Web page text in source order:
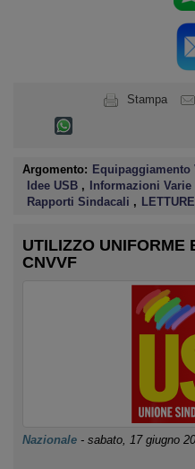
Stampa
Argomento: Equipaggiamento
Idee USB , Informazioni Varie
Rapporti Sindacali ,
UTILIZZO UNIFORME
CNVVF
Nazionale - sabato, 17 giugno